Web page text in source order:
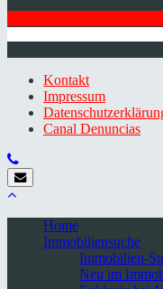
Kontakt
Impressum
Canal Denuncias
Home
Immobiliensuche
Immobilien-
Neu im